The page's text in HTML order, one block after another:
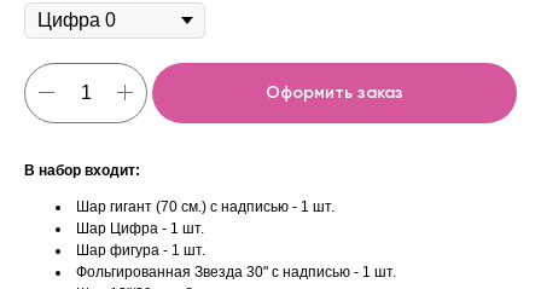
Оформить заказ
В набор входит:
Шар гигант (70 см.) с надписью - 1 шт.
Шар Цифра - 1 шт.
Шар фигура - 1 шт.
Фольгированная Звезда 30" с надписью - 1 шт.